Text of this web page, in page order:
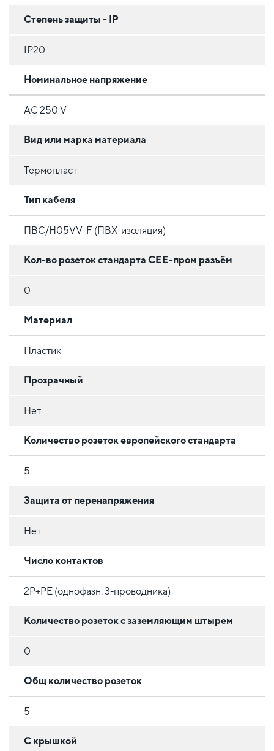
Степень защиты - IP
IP20
Номинальное напряжение
AC 250 V
Вид или марка материала
Термопласт
Тип кабеля
ПВС/H05VV-F (ПВХ-изоляция)
Кол-во розеток стандарта CEE-пром разъём
0
Материал
Пластик
Прозрачный
Нет
Количество розеток европейского стандарта
5
Защита от перенапряжения
Нет
Число контактов
2P+PE (однофазн. 3-проводника)
Количество розеток с заземляющим штырем
0
Общ количество розеток
5
С крышкой